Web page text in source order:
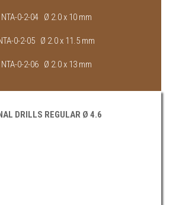
NTA-0-2-04 Ø 2.0 x 10 mm
0-2-05 Ø 2.0 x 11.5 mm
NTA-0-2-06 Ø 2.0 x 13 mm
DRILLS REGULAR Ø 4.6